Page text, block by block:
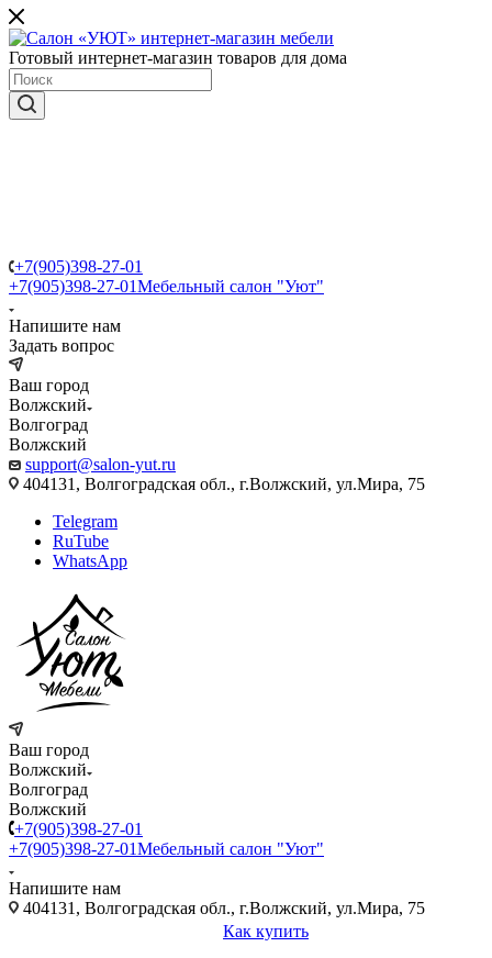
Готовый интернет-магазин товаров для дома
+7(905)398-27-01
+7(905)398-27-01Мебельный салон "Уют"
Напишите нам
Задать вопрос
Ваш город
Волжский
Волгоград
Волжский
support@salon-yut.ru
404131, Волгоградская обл., г.Волжский, ул.Мира, 75
Telegram
RuTube
WhatsApp
Ваш город
Волжский
Волгоград
Волжский
+7(905)398-27-01
+7(905)398-27-01Мебельный салон "Уют"
Напишите нам
404131, Волгоградская обл., г.Волжский, ул.Мира, 75
Как купить